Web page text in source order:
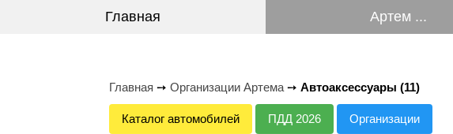
Главная Артем ...
Главная ➙ Организации Артема ➙ Автоаксессуары (11)
Каталог автомобилей ПДД 2026 Организации